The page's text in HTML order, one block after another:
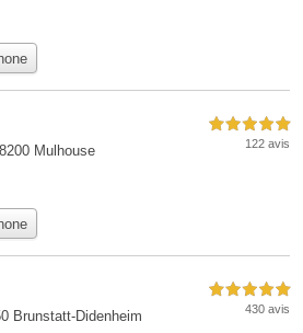
Mulhouse
5,0 étoiles sur 5
122 avis
Brunstatt-Didenheim
5,0 étoiles sur 5
430 avis